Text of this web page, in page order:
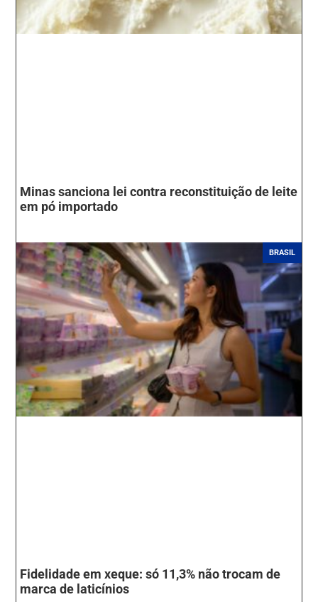
Minas sanciona lei contra reconstituição de leite
em pó importado
BRASIL
Fidelidade em xeque: só 11,3% não trocam de
marca de laticínios